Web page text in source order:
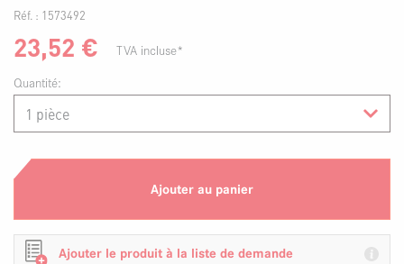
Réf. : 1573492
23,52 €
TVA incluse*
Quantité:
Ajouter au panier
Ajouter le produit à la liste de demande